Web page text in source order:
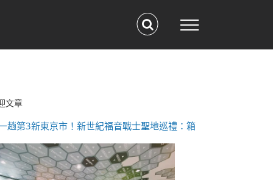
文章
趟第3新東京市！新世紀福音戰士聖地巡禮：箱